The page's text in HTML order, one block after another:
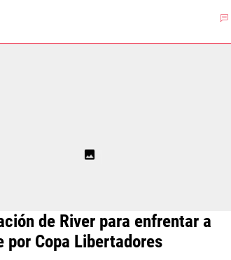
de River para enfrentar a
por Copa Libertadores